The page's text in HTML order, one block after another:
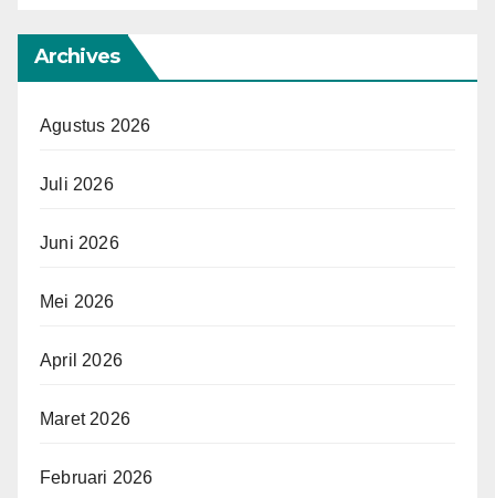
Archives
Agustus 2026
Juli 2026
Juni 2026
Mei 2026
April 2026
Maret 2026
Februari 2026